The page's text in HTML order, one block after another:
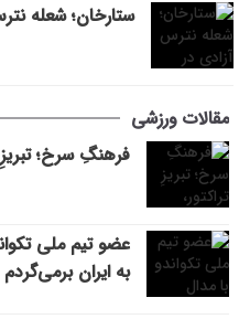
ستارخان؛ شعله
مقالات ورزشی
فرهنگِ سرخ؛ تبریزِ
عضو تیم ملی
به ایران برمی‌گردم